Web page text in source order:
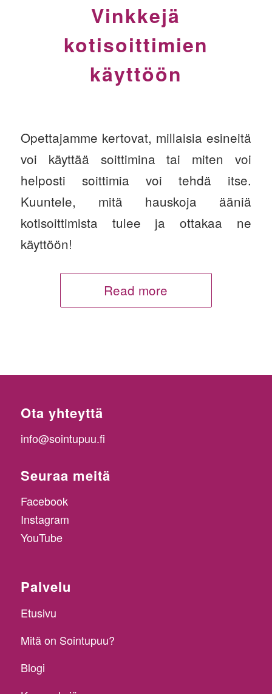
Vinkkejä
kotisoittimien
käyttöön
Opettajamme kertovat, millaisia esineitä
voi käyttää soittimina tai miten voi
helposti soittimia voi tehdä itse.
Kuuntele, mitä hauskoja ääniä
kotisoittimista tulee ja ottakaa ne
käyttöön!
Read more
Ota yhteyttä
info@sointupuu.fi
Seuraa meitä
Facebook
Instagram
YouTube
Palvelu
Etusivu
Mitä on Sointupuu?
Blogi